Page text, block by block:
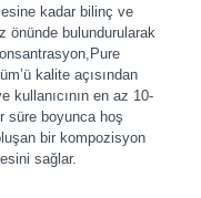
kadar bilinç ve
önünde bulundurularak
kalite açısından
kullanıcının en az 10-
süre boyunca hoş
bir kompozisyon
sağlar.